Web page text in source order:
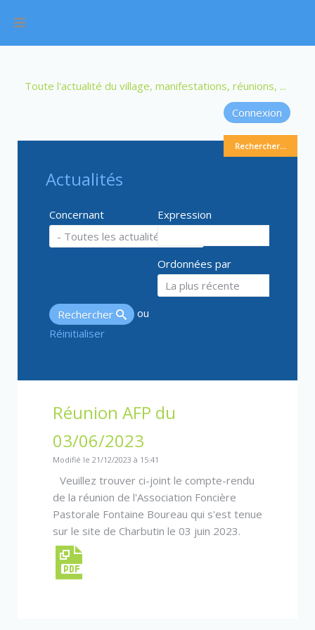
Toute l'actualité du village, manifestations, réunions, ...
Connexion
Rechercher...
Actualités
Concernant Expression
Ordonnées par
Rechercher
ou
Réinitialiser
Réunion AFP du
03/06/2023
Modifié le 21/12/2023 à 15:41
Veuillez trouver ci-joint le compte-rendu
de la réunion de l'Association Foncière
Pastorale Fontaine Boureau qui s'est tenue
sur le site de Charbutin le 03 juin 2023.